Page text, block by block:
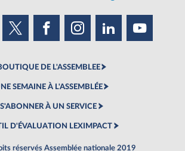
DE L'ASSEMBLEE
SEMAINE À L'ASSEMBLÉE
S'ABONNER À UN SERVICE
D'ÉVALUATION LEXIMPACT
réservés Assemblée nationale 2019